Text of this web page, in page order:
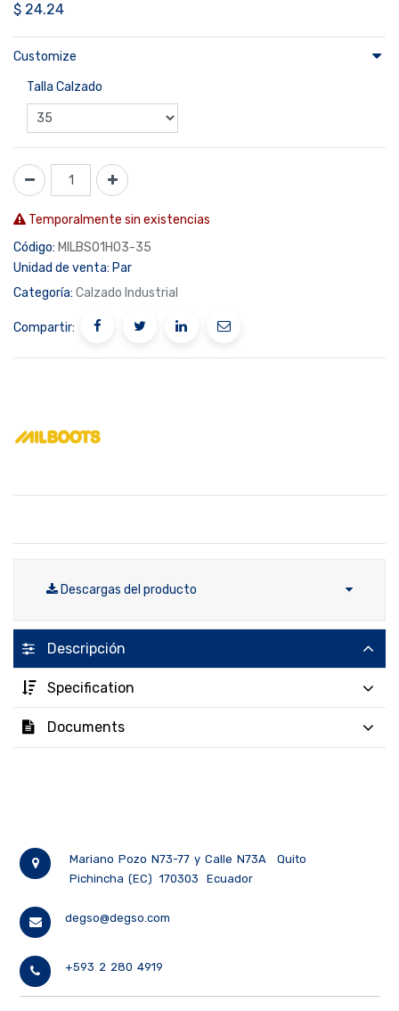
$ 24.24
Customize
Talla Calzado
Temporalmente sin existencias
Código: MILBS01H03-35
Unidad de venta: Par
Categoría: Calzado Industrial
Compartir:
Descargas del producto
Descripción
Specification
Documents
Mariano Pozo N73-77 y Calle N73A
Quito
Pichincha (EC)
170303 Ecuador
degso@degso.com
+593 2 280 4919